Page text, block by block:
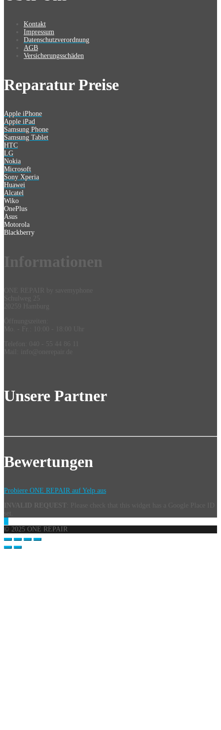
Kontakt
Impressum
Datenschutzverordnung
AGB
Versicherungsschäden
Reparatur Preise
Apple iPhone
Apple iPad
Samsung Phone
Samsung Tablet
HTC
LG
Nokia
Microsoft
Sony Xperia
Huawei
Alcatel
Wiko
OnePlus
Asus
Motorola
Blackberry
Information en
ONE REPAIR by savemyphone
Schulweg 25
Unsere Partner
Bewertungen
Probiere ONE REPAIR auf Yelp aus
INVALID REQUEST
© 2025 ONE REPAIR